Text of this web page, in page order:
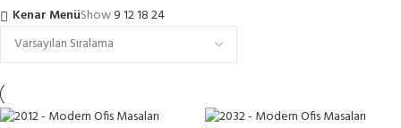
Kenar MenüShow9121824